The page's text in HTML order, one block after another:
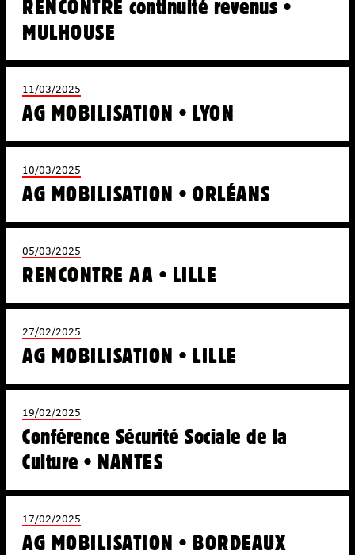
RENCONTRE continuité revenus •
MULHOUSE
11/03/2025
AG MOBILISATION • LYON
10/03/2025
AG MOBILISATION • ORLÉANS
05/03/2025
RENCONTRE AA • LILLE
27/02/2025
AG MOBILISATION • LILLE
19/02/2025
Conférence Sécurité Sociale de la
Culture • NANTES
17/02/2025
AG MOBILISATION • BORDEAUX